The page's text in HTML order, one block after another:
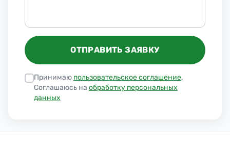
ОТПРАВИТЬ ЗАЯВКУ
Принимаю пользовательское соглашение.
Соглашаюсь на обработку персональных
данных